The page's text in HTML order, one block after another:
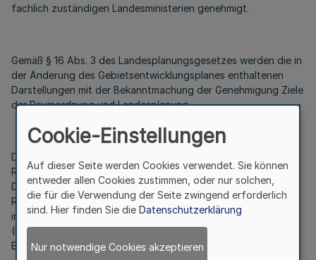
fachlich zuständigen Landesministerien genehmigt.
Gemäß § 16 Abs. 3 des Landesplanungsgesetzes werden die in
der Änderung des Gebietsentwicklungsplanes enthaltenen
Darstellungen mit der Bekanntmachung der Genehmigung Ziele
der Raumordnung und Landesplanung.
Die 31. Änderung des Gebietsentwicklungsplanes für den
Regierungsbezirk Arnsberg, Teilabschnitt
Dortmund/Unna/Hamm, wird beim Ministerium für Umwelt,
Raumordnung und Landwirtschaft (Landesplanungsbehörde)
in Düsseldorf, bei der Bezirksregierung Arnsberg
(Bezirksplanungsbehörde), bei der Stadt Dortmund zur
Einsicht für jedermann niedergelegt.
Cookie-Einstellungen
Auf dieser Seite werden Cookies verwendet. Sie können
entweder allen Cookies zustimmen, oder nur solchen,
die für die Verwendung der Seite zwingend erforderlich
sind. Hier finden Sie die Datenschutzerklärung
Nur notwendige Cookies akzeptieren